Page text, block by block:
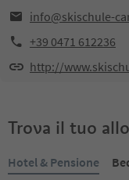
info@skischule-
+39 0471 612236
http://
Trova il tuo
Hotel & Pensione